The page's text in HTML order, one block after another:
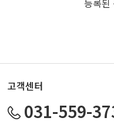
고객센터
031-559-